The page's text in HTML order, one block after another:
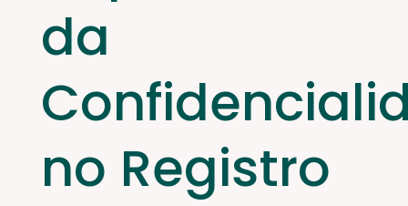
da
no Registro